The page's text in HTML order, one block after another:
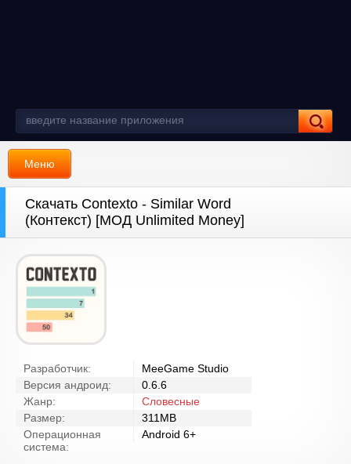
Меню
Скачать Contexto - Similar Word
(Контекст) [МОД Unlimited Money]
Разработчик:
MeeGame Studio
Версия андроид:
0.6.6
Жанр:
Словесные
Размер:
311MB
Операционная
система:
Android 6+